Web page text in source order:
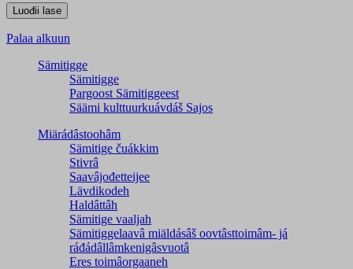
Palaa alkuun
Sämitigge
Sämitigge
Pargoost Sämitiggeest
Säämi kulttuurkuávdáš Sajos
Miärádâstoohâm
Sämitige čuákkim
Stivrâ
Saavâjođetteijee
Lävdikodeh
Haldâttâh
Sämitige vaaljah
Sämitiggelaavâ miäldásâš oovtâsttoimâm- já
ráđádâllâmkenigâsvuotâ
Eres toimâorgaaneh